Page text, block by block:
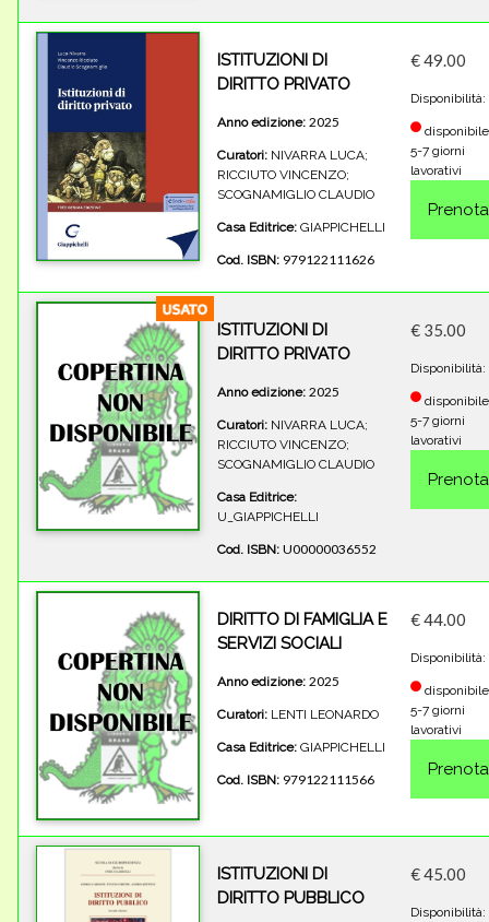
ISTITUZIONI DI
DIRITTO PRIVATO
Anno edizione: 2025
Curatori: NIVARRA LUCA;
RICCIUTO VINCENZO;
SCOGNAMIGLIO CLAUDIO
Casa Editrice: GIAPPICHELLI
Cod. ISBN: 979122111626
€ 49.00
Disponibilità:
5-7 giorni
lavorativi
ISTITUZIONI DI
DIRITTO PRIVATO
Anno edizione: 2025
Curatori: NIVARRA LUCA;
RICCIUTO VINCENZO;
SCOGNAMIGLIO CLAUDIO
Casa Editrice:
U_GIAPPICHELLI
Cod. ISBN: U00000036552
€ 35.00
Disponibilità:
5-7 giorni
lavorativi
DIRITTO DI FAMIGLIA E
SERVIZI SOCIALI
Anno edizione: 2025
Curatori: LENTI LEONARDO
Casa Editrice: GIAPPICHELLI
Cod. ISBN: 979122111566
€ 44.00
Disponibilità:
5-7 giorni
lavorativi
ISTITUZIONI DI
DIRITTO PUBBLICO
€ 45.00
Disponibilità: